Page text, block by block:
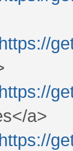
https://
https://
a>
https://